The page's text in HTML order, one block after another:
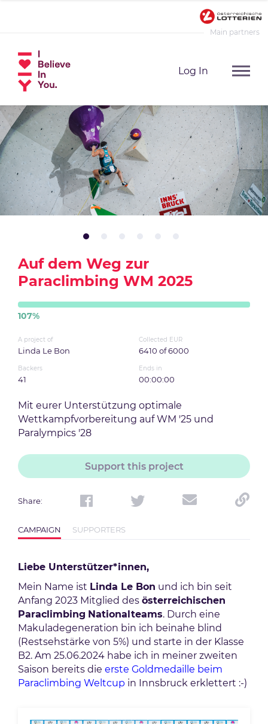
Main partners
Log In
Auf dem Weg zur
Paraclimbing WM 2025
107%
A project of
Linda Le Bon
Collected EUR
6410 of 6000
Backers
41
Ends in
00:00:00
Mit eurer Unterstützung optimale
Wettkampfvorbereitung auf WM '25 und
Paralympics '28
Support this project
Share:
CAMPAIGN SUPPORTERS
Liebe Unterstützer*innen,
Mein Name ist Linda Le Bon und ich bin seit
Anfang 2023 Mitglied des österreichischen
Paraclimbing Nationalteams. Durch eine
Makuladegeneration bin ich beinahe blind
(Restsehstärke von 5%) und starte in der Klasse
B2. Am 25.06.2024 habe ich in meiner zweiten
Saison bereits die erste Goldmedaille beim
Paraclimbing Weltcup in Innsbruck erklettert :-)